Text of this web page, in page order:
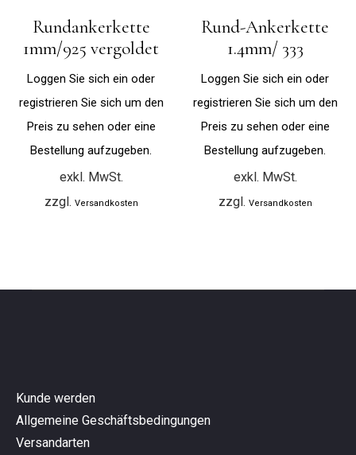
Rundankerkette
1mm/925 vergoldet
Loggen Sie sich ein oder
registrieren Sie sich um den
Preis zu sehen oder eine
Bestellung aufzugeben.
exkl. MwSt.
zzgl. Versandkosten
Rund-Ankerkette
1.4mm/ 333
Loggen Sie sich ein oder
registrieren Sie sich um den
Preis zu sehen oder eine
Bestellung aufzugeben.
exkl. MwSt.
zzgl. Versandkosten
Kunde werden
Allgemeine Geschäftsbedingungen
Versandarten